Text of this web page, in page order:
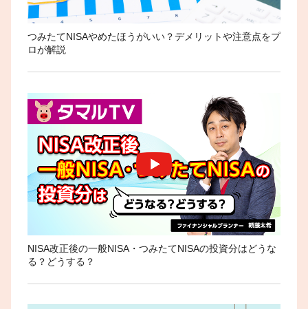
つみたてNISAやめたほうがいい？デメリットや注意点をプ
ロが解説
NISA改正後の一般NISA・つみたてNISAの投資分はどうな
る？どうする？